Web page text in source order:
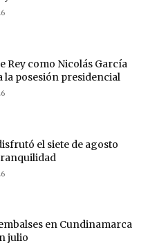
Rey como Nicolás García
la posesión presidencial
el siete de agosto
en Cundinamarca
julio